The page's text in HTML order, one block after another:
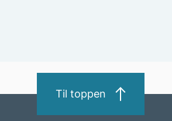
Til toppen